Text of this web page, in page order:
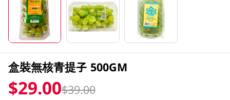
盒裝無核青提子 500GM
$29.00$39.00